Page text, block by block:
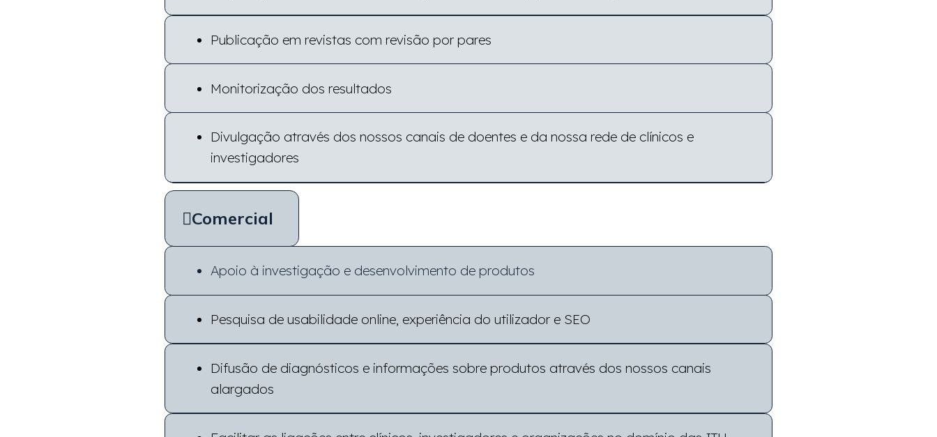
Publicação em revistas com revisão por pares
Monitorização dos resultados
Divulgação através dos nossos canais de doentes e da nossa rede de clínicos e
investigadores
Comercial
Apoio à investigação e desenvolvimento de produtos
Pesquisa de usabilidade online, experiência do utilizador e SEO
Difusão de diagnósticos e informações sobre produtos através dos nossos canais
alargados